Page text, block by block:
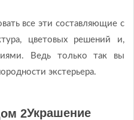
все эти составляющие с
цветовых решений и,
Ведь только так вы
экстерьера.
Украшение